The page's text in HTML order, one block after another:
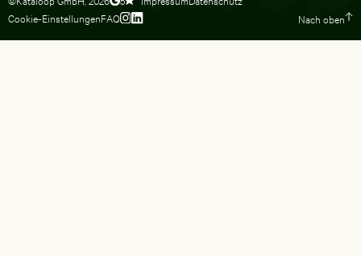
Cookie-EinstellungenFAQ Nach oben